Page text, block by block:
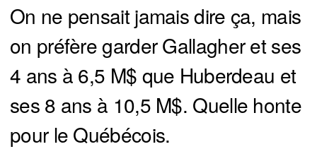
On ne pensait jamais dire ça, mais
on préfère garder Gallagher et ses
4 ans à 6,5 M$ que Huberdeau et
ses 8 ans à 10,5 M$. Quelle honte
pour le Québécois.